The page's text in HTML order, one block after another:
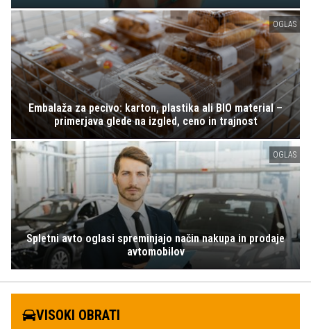
OGLAS
Embalaža za pecivo: karton, plastika ali BIO material –
primerjava glede na izgled, ceno in trajnost
OGLAS
Spletni avto oglasi spreminjajo način nakupa in prodaje
avtomobilov
VISOKI OBRATI